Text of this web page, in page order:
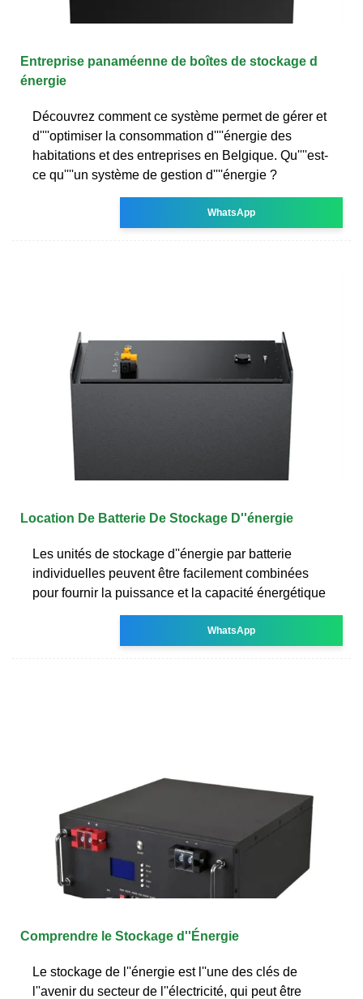
Entreprise panaméenne de boîtes de stockage d
énergie
Découvrez comment ce système permet de gérer et
d''''optimiser la consommation d''''énergie des
habitations et des entreprises en Belgique. Qu''''est-
ce qu''''un système de gestion d''''énergie ?
WhatsApp
Location De Batterie De Stockage D''énergie
Les unités de stockage d''énergie par batterie
individuelles peuvent être facilement combinées
pour fournir la puissance et la capacité énergétique
WhatsApp
Comprendre le Stockage d''Énergie
Le stockage de l''énergie est l''une des clés de
l''avenir du secteur de l''électricité, qui peut être